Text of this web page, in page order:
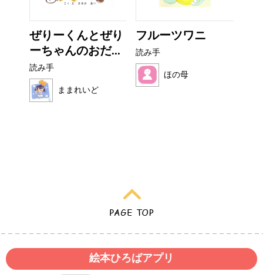
ぜりーくんとぜり
ーちゃんのおだ...
読み手
ままれいど
フルーツワニ
読み手
ほの母
絵本ひろばアプリ